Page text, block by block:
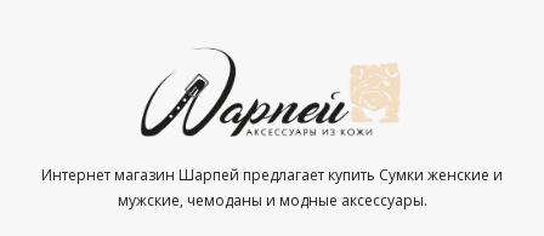
Интернет магазин Шарпей предлагает купить Сумки женские и
мужские, чемоданы и модные аксессуары.